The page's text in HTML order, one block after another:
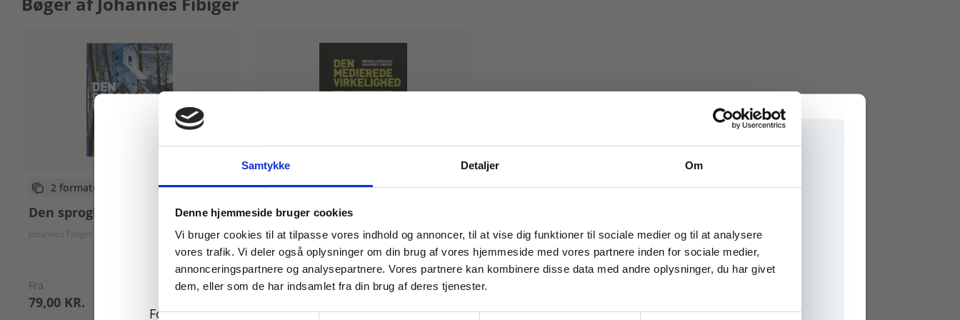
Samtykke Detaljer Om
Denne hjemmeside bruger cookies
Vi bruger cookies til at tilpasse vores indhold og annoncer, til at vise dig funktioner til sociale medier og til at analysere
vores trafik. Vi deler også oplysninger om din brug af vores hjemmeside med vores partnere inden for sociale medier,
annonceringspartnere og analysepartnere. Vores partnere kan kombinere disse data med andre oplysninger, du har givet
dem, eller som de har indsamlet fra din brug af deres tjenester.
2 formater
Den sproglige virkelighed
Johannes Fibiger
Fra
79,00 KR.
eBog+
Den medierede virkelighed
Johannes Fibiger Jørgen Asmussen
Køb læremidler og find masterclasses mm.
For privatkunder og
For institutioner og
Tilgå dine onlinematerialer